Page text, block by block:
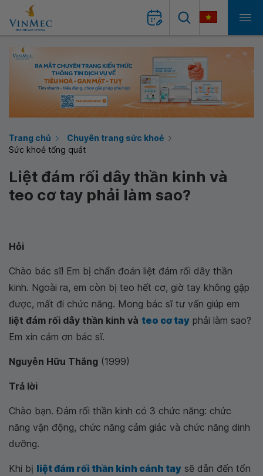
Trang chủ
Chuyên trang sức khoẻ
Sức khoẻ tổng quát
Liệt đám rối dây thần kinh và
teo cơ tay phải làm sao?
Hỏi
Chào bác sĩ! Em bị chẩn đoán liệt đám rối dây thần
kinh. Ngoài ra, em còn bị teo hết cơ, giờ tay không gập
được, mất đi chức năng. Mong bác sĩ tư vấn giúp em
liệt đám rối dây thần kinh và teo cơ tay phải làm sao?
Em xin cảm ơn bác sĩ.
Nguyễn Hữu Thắng (1999)
Trả lời
Chào bạn. Đám rối thần kinh có 3 chức năng: chức
năng vận động, chức năng cảm giác và chức năng dinh
dưỡng.
Khi bị liệt đám rối thần kinh cánh tay sẽ dẫn đến tổn